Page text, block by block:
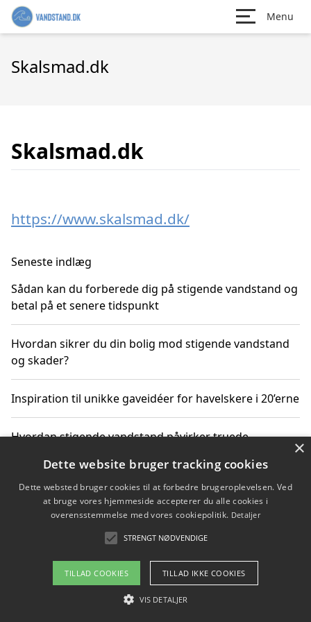
Menu
Skalsmad.dk
Skalsmad.dk
https://www.skalsmad.dk/
Seneste indlæg
Sådan kan du forberede dig på stigende vandstand og
betal på et senere tidspunkt
Hvordan sikrer du din bolig mod stigende vandstand
og skader?
Inspiration til unikke gaveidéer for havelskere i 20’erne
Hvordan stigende vandstand påvirker truede
Sådan vælger du de bedste vandrerygsække til
vandreture i Danmark
Copyright 2026 - Pilanto Aps
Om / kontakt
×
Dette website bruger tracking cookies
Dette websted bruger cookies til at forbedre brugeroplevelsen. Ved
at bruge vores hjemmeside accepterer du alle cookies i
overensstemmelse med vores cookiepolitik. Detaljer
STRENGT NØDVENDIGE
TILLAD COOKIES TILLAD IKKE COOKIES
VIS DETALJER